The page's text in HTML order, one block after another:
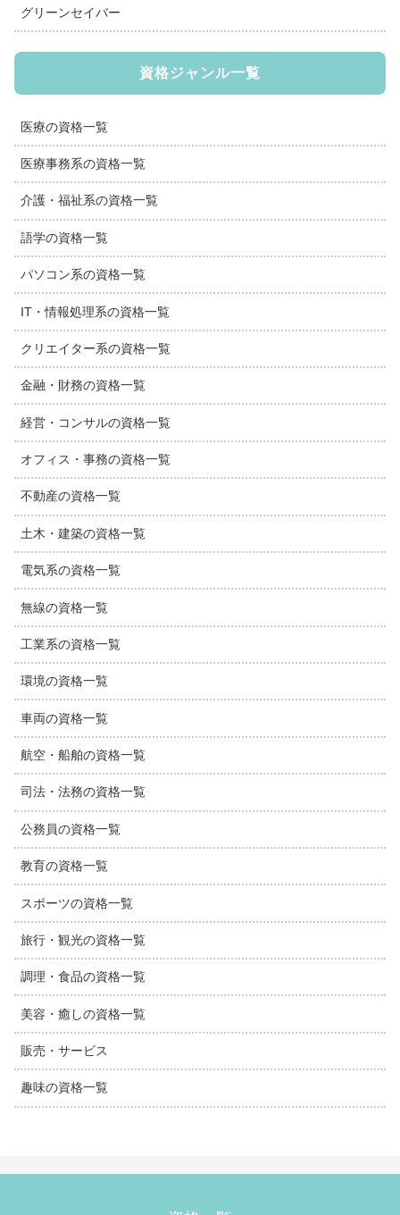
グリーンセイバー
資格ジャンル一覧
医療の資格一覧
医療事務系の資格一覧
介護・福祉系の資格一覧
語学の資格一覧
パソコン系の資格一覧
IT・情報処理系の資格一覧
クリエイター系の資格一覧
金融・財務の資格一覧
経営・コンサルの資格一覧
オフィス・事務の資格一覧
不動産の資格一覧
土木・建築の資格一覧
電気系の資格一覧
無線の資格一覧
工業系の資格一覧
環境の資格一覧
車両の資格一覧
航空・船舶の資格一覧
司法・法務の資格一覧
公務員の資格一覧
教育の資格一覧
スポーツの資格一覧
旅行・観光の資格一覧
調理・食品の資格一覧
美容・癒しの資格一覧
販売・サービス
趣味の資格一覧